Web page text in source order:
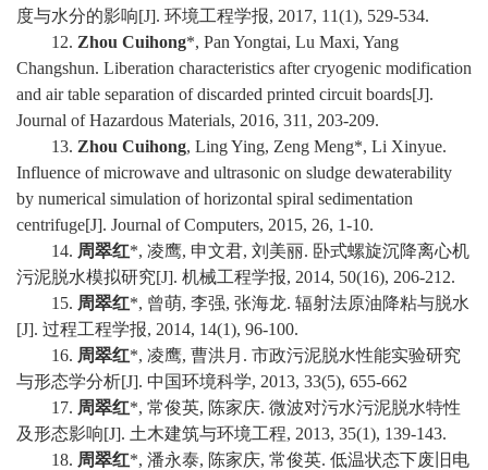
度与水分的影响[J]. 环境工程学报, 2017, 11(1), 529-534.
1 2. Zhou Cuihong*, Pan Yongtai, Lu Maxi, Yang
Changshun. Liberation characteristics after cryogenic modification
and air table separation of discarded printed circuit boards[J].
Journal of Hazardous Materials, 2016, 311, 203-209.
13. Zhou Cuihong, Ling Ying, Zeng Meng*, Li Xinyue.
Influence of microwave and ultrasonic on sludge dewaterability
by numerical simulation of horizontal spiral sedimentation
centrifuge[J]. Journal of Computers, 2015, 26, 1-10.
14. 周翠红*, 凌鹰, 申文君, 刘美丽. 卧式螺旋沉降离心机
污泥脱水模拟研究[J]. 机械工程学报, 2014, 50(16), 206-212.
15. 周翠红*, 曾萌, 李强, 张海龙. 辐射法原油降粘与脱水
[J]. 过程工程学报, 2014, 14(1), 96-100.
16. 周翠红*, 凌鹰, 曹洪月 . 市政污泥脱水性能实验研究
与形态学分析[J]. 中国环境科学, 2013, 33(5), 655-662
17. 周翠红*, 常俊英, 陈家庆. 微波对污水污泥脱水特性
及形态影响[J]. 土木建筑与环境工程, 2013, 35(1), 139-143.
18. 周翠红*, 潘永泰, 陈家庆, 常俊英. 低温状态下废旧电